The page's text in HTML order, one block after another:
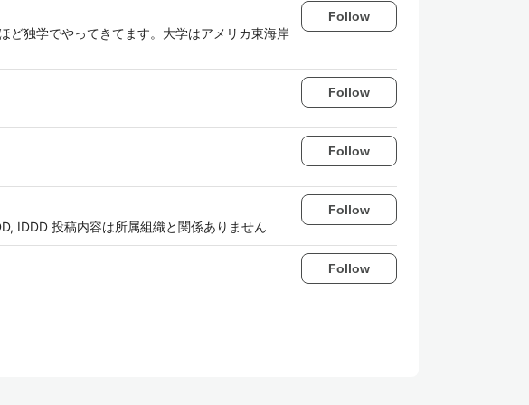
ど独学でやってきてます。大学はアメリカ東海岸
Follow
Follow
Follow
IDDD 投稿内容は所属組織と関係ありません
Follow
Follow